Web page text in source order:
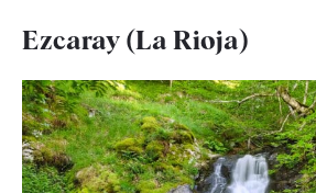
Ezcaray (La Rioja)